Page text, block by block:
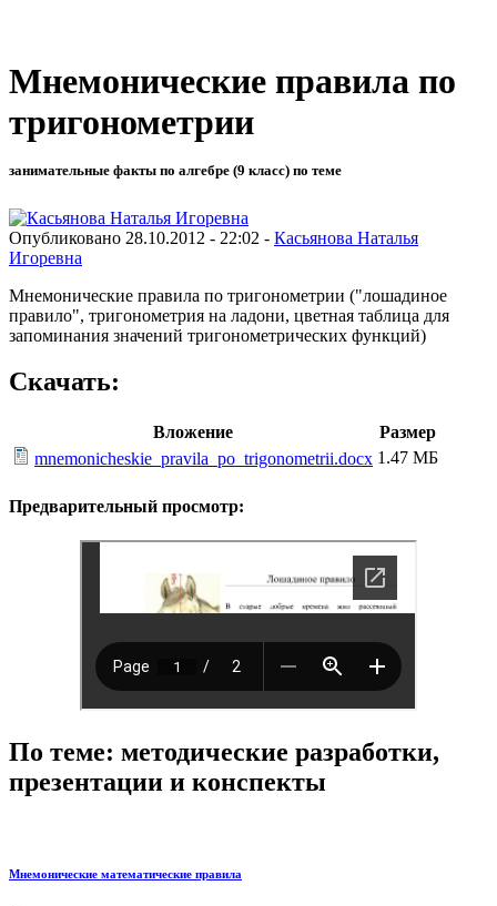
Мнемонические правила по
тригонометрии
занимательные факты по алгебре (9 класс) по теме
Опубликовано 28.10.2012 - 22:02 - Касьянова Наталья
Игоревна
Мнемонические правила по тригонометрии ("лошадиное
правило", тригонометрия на ладони, цветная таблица для
запоминания значений тригонометрических функций)
Скачать:
Вложение
Размер
mnemonicheskie_pravila_po_trigonometrii.docx 1.47 МБ
Предварительный просмотр:
По теме: методические разработки,
презентации и конспекты
Мнемонические математические правила